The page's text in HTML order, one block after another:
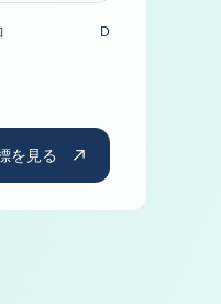
D
を見る